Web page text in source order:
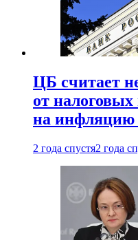
ЦБ считает
от
на
2 года спустя2 года